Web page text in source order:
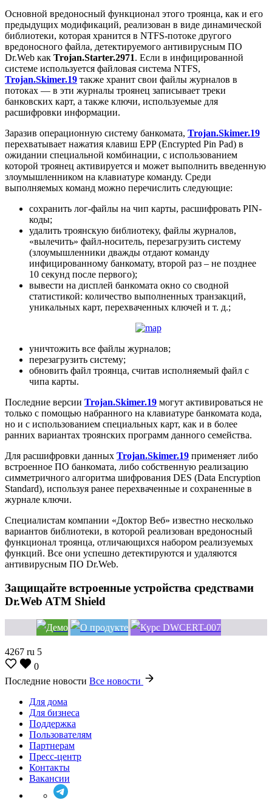
Основной вредоносный функционал этого троянца, как и его
предыдущих модификаций, реализован в виде динамической
библиотеки, которая хранится в NTFS-потоке другого
вредоносного файла, детектируемого антивирусным ПО
Dr.Web как Trojan.Starter.2971. Если в инфицированной
системе используется файловая система NTFS,
Trojan.Skimer.19 также хранит свои файлы журналов в
потоках — в эти журналы троянец записывает треки
банковских карт, а также ключи, используемые для
расшифровки информации.
Заразив операционную систему банкомата, Trojan.Skimer.19
перехватывает нажатия клавиш EPP (Encrypted Pin Pad) в
ожидании специальной комбинации, с использованием
которой троянец активируется и может выполнить введенную
злоумышленником на клавиатуре команду. Среди
выполняемых команд можно перечислить следующие:
сохранить лог-файлы на чип карты, расшифровать PIN-
коды;
удалить троянскую библиотеку, файлы журналов,
«вылечить» файл-носитель, перезагрузить систему
(злоумышленники дважды отдают команду
инфицированному банкомату, второй раз – не позднее
10 секунд после первого);
вывести на дисплей банкомата окно со сводной
статистикой: количество выполненных транзакций,
уникальных карт, перехваченных ключей и т. д.;
уничтожить все файлы журналов;
перезагрузить систему;
обновить файл троянца, считав исполняемый файл с
чипа карты.
Последние версии Trojan.Skimer.19 могут активироваться не
только с помощью набранного на клавиатуре банкомата кода,
но и с использованием специальных карт, как и в более
ранних вариантах троянских программ данного семейства.
Для расшифровки данных Trojan.Skimer.19 применяет либо
встроенное ПО банкомата, либо собственную реализацию
симметричного алгоритма шифрования DES (Data Encryption
Standard), используя ранее перехваченные и сохраненные в
журнале ключи.
Специалистам компании «Доктор Веб» известно несколько
вариантов библиотеки, в которой реализован вредоносный
функционал троянца, отличающихся набором реализуемых
функций. Все они успешно детектируются и удаляются
антивирусным ПО Dr.Web.
Защищайте встроенные устройства средствами
Dr.Web ATM Shield
4267 ru 5
0
Последние новости Все новости
Для дома
Для бизнеса
Поддержка
Пользователям
Партнерам
Пресс-центр
Контакты
Вакансии